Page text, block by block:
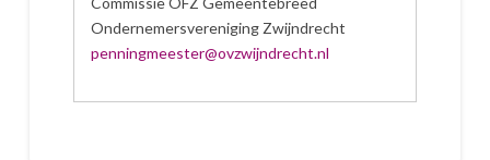
Ondernemersvereniging Zwijndrecht
penningmeester@ovzwijndrecht.nl